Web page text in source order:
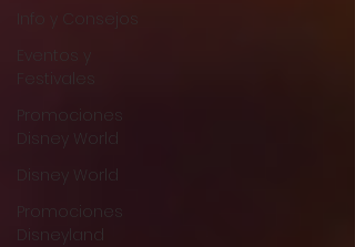
Info y Consejos
Eventos y
Festivales
Promociones
Disney World
Disney World
Promociones
Disneyland